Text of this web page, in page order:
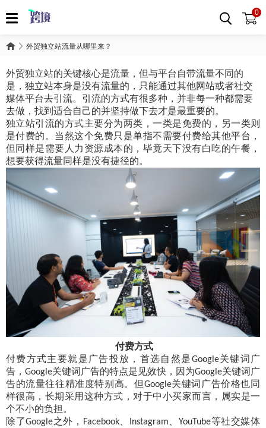
0
外贸独立站流量从哪里来？
外贸独立站的关键核心是流量，但与平台自带流量不同的
是，独立站本身是没有流量的，只能通过其他网站或者社交
媒体平台去引流。引流的方式有很多种，并非每一种都需要
去做，找到适合自己的并坚持做下去才是最重要的。
独立站引流的方式主要分为两类，一类是免费的，另一类则
是付费的。当然这个免费只是单指不需要付费给其他平台，
但同样是需要人力资源成本的，毕竟天下没有白吃的午餐，
想要获得流量同样是没有捷径的。
付费方式
付费方式主要就是广告投放，首选自然是Google关键词广
告， Google关键词广告的特点是见效快，因为Google关键词广
告的流量往往精准度特别高。但Google关键词广告价格也同
样很高，长期采用这种方式，对于中小买家而言，属实是一
个不小的负担。
除了Google之外， Facebook、 Instagram 、YouTube等社交媒体